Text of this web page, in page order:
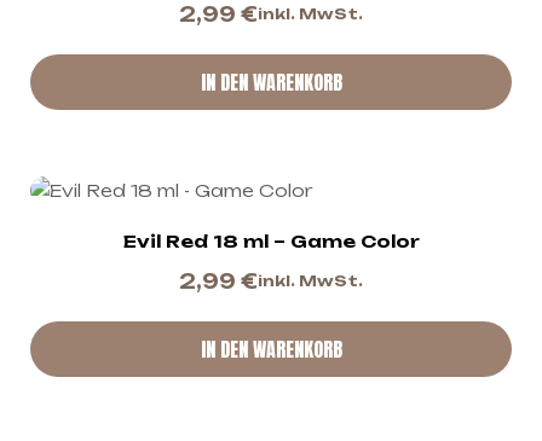
2,99 €inkl. MwSt.
IN DEN WARENKORB
Evil Red 18 ml – Game Color
2,99 €inkl. MwSt.
IN DEN WARENKORB